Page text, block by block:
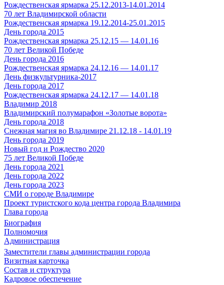
Рождественская ярмарка 25.12.2013-14.01.2014
70 лет Владимирской области
Рождественская ярмарка 19.12.2014-25.01.2015
День города 2015
Рождественская ярмарка 25.12.15 — 14.01.16
70 лет Великой Победе
День города 2016
Рождественская ярмарка 24.12.16 — 14.01.17
День физкультурника-2017
День города 2017
Рождественская ярмарка 24.12.17 — 14.01.18
Владимир 2018
Владимирский полумарафон «Золотые ворота»
День города 2018
Снежная магия во Владимире 21.12.18 - 14.01.19
День города 2019
Новый год и Рождество 2020
75 лет Великой Победе
День города 2021
День города 2022
День города 2023
СМИ о городе Владимире
Проект туристского кода центра города Владимира
Глава города
Биография
Полномочия
Администрация
Заместители главы администрации города
Визитная карточка
Состав и структура
Кадровое обеспечение